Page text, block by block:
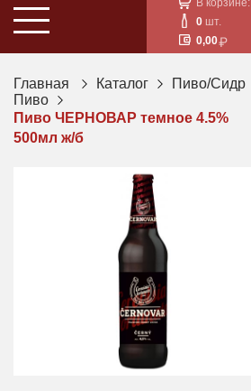
0 шт.
0,00
Главная Каталог
Пиво/Сидр
Пиво
Пиво ЧЕРНОВАР темное 4.5%
500мл ж/б